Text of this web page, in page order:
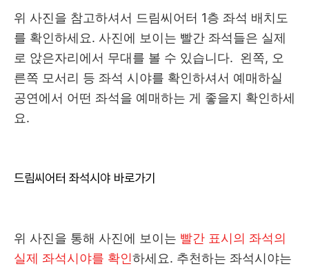
위 사진을 참고하셔서 드림씨어터 1층 좌석 배치도
를 확인하세요. 사진에 보이는 빨간 좌석들은 실제
로 앉은자리에서 무대를 볼 수 있습니다. 왼쪽, 오
른쪽 모서리 등 좌석 시야를 확인하셔서 예매하실
공연에서 어떤 좌석을 예매하는 게 좋을지 확인하세
요.
드림씨어터 좌석시야 바로가기
위 사진을 통해 사진에 보이는 빨간 표시의 좌석의
실제 좌석시야를 확인하세요. 추천하는 좌석시야는